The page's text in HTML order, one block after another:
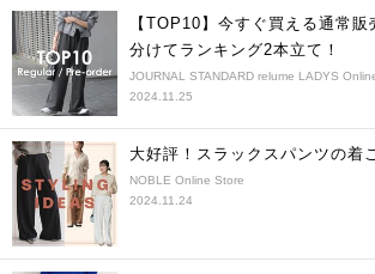
【TOP10】今すぐ買える通常販
分けてランキング2本立て！
JOURNAL STANDARD relume LADYS
2024.11.25
大好評！スラックスパンツの着
NOBLE Online Store
2024.11.24